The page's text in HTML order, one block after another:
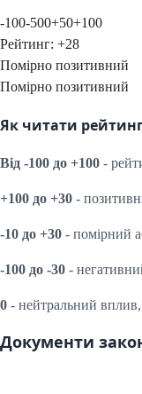
-100-500+50+100
Рейтинг: +28
Помірно позитивний
Помірно позитивний
Як читати
Від -100 до +100 -
+100 до +30 -
-10 до +30 - помірний
-100 до -30 -
0 - нейтральний вплив,
Документи